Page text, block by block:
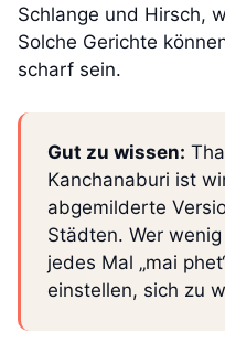
Schlange und Hirsch,
Solche Gerichte
scharf sein.
Gut zu wissen:
Kanchanaburi ist
abgemilderte
Städten. Wer
jedes Mal „mai
einstellen, sich zu